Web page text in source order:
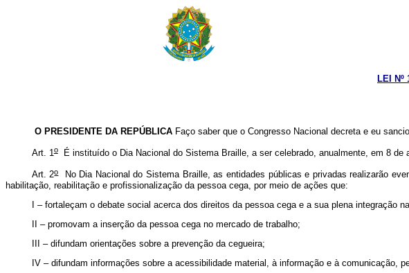
LEI Nº
O PRESIDENTE DA REPÚBLICA Faço saber que o Congresso Nacional decreta e eu
Art. 1oÉ instituído o Dia Nacional do Sistema Braille, a ser celebrado, anualmente, em 8 de
Art. 2oNo Dia Nacional do Sistema Braille, as entidades públicas e privadas realizarão
habilitação, reabilitação e profissionalização da pessoa cega, por meio de ações que:
I – fortaleçam o debate social acerca dos direitos da pessoa cega e a sua plena integração
II – promovam a inserção da pessoa cega no mercado de trabalho;
III – difundam orientações sobre a prevenção da cegueira;
IV – difundam informações sobre a acessibilidade material, à informação e à comunicação,